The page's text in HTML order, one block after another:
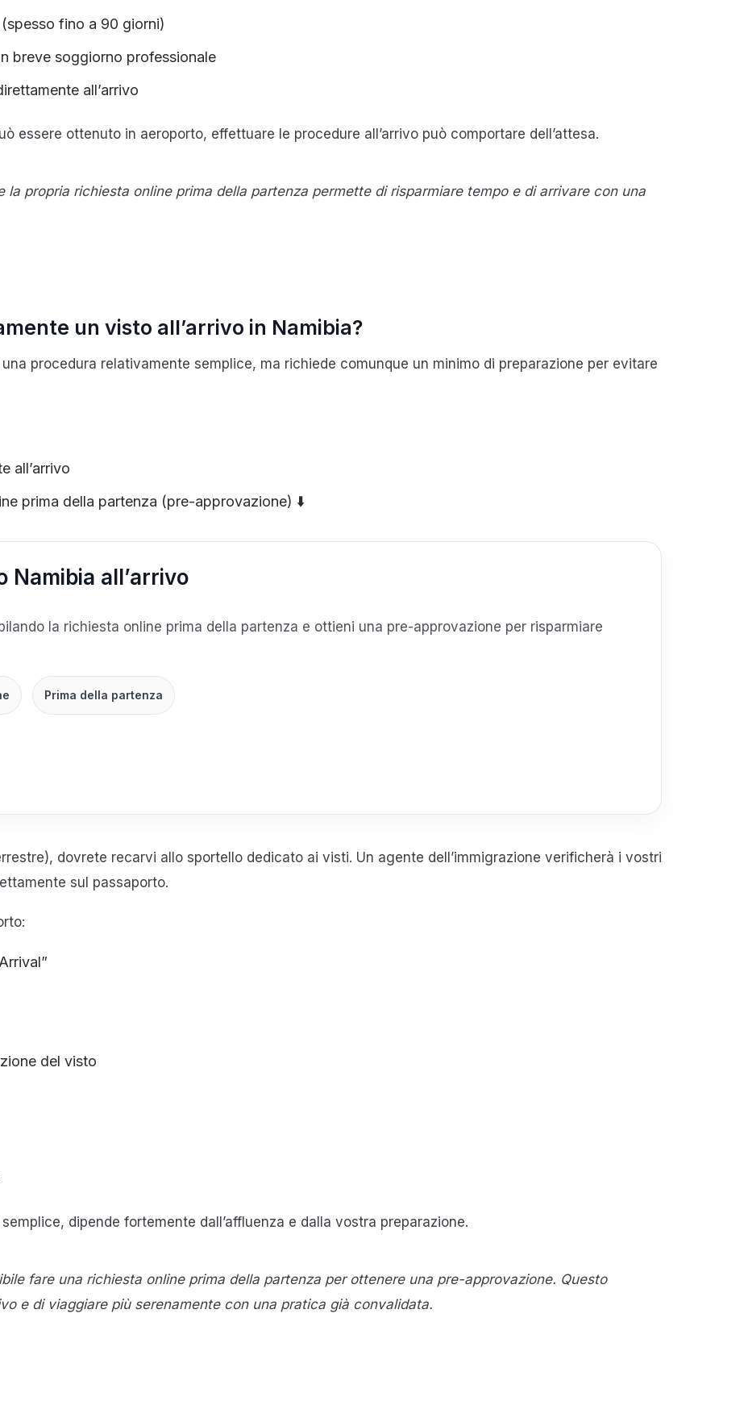
fino a 90 giorni)
breve soggiorno professionale
all’arrivo
essere ottenuto in aeroporto, effettuare le procedure all’arrivo può comportare dell’attesa.
la propria richiesta online prima della partenza permette di risparmiare tempo e di arrivare con una
un visto all’arrivo in Namibia?
procedura relativamente semplice, ma richiede comunque un minimo di preparazione per evitare
all’arrivo
prima della partenza (pre-approvazione) ⬇️
Namibia all’arrivo
la richiesta online prima della partenza e ottieni una pre-approvazione per risparmiare
Prima della partenza
dovrete recarvi allo sportello dedicato ai visti. Un agente dell’immigrazione verificherà i vostri
sul passaporto.
del visto
dipende fortemente dall’affluenza e dalla vostra preparazione.
fare una richiesta online prima della partenza per ottenere una pre-approvazione. Questo
e di viaggiare più serenamente con una pratica già convalidata.